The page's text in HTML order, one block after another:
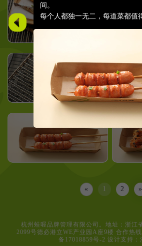
« 1 2 »
间。
每个人都独一无二，每道菜都值
杭州蛙喔品牌管理有限公司。地址：浙江
2099号德必港立WE产业园A座9楼 合作热
备17018859号-2 设计支持：